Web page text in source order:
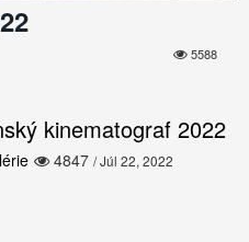
5588
kinematograf 2022
4847 / Júl 22, 2022